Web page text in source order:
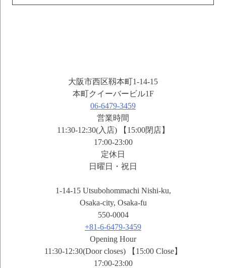
大阪市西区靱本町1-14-15
本町クイーバービル1F
06-6479-3459
営業時間
11:30-12:30(入店) 【15:00閉店】
17:00-23:00
定休日
日曜日・祝日
1-14-15 Utsubohommachi Nishi-ku,
Osaka-city, Osaka-fu
550-0004
+81-6-6479-3459
Opening Hour
11:30-12:30(Door closes) 【15:00 Close】
17:00-23:00